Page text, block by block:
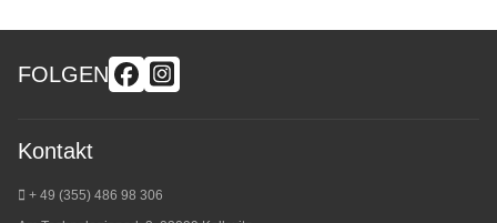
FOLGEN
Kontakt
+ 49 (355) 486 98 306